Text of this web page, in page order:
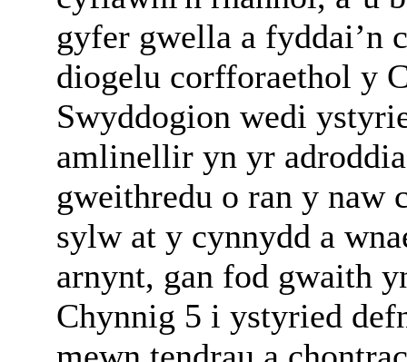
gyfer gwella a fyddai’n
diogelu corfforaethol y
Swyddogion wedi
amlinellir yn yr
gweithredu o ran y naw
sylw at y cynnydd a
arnynt, gan fod gwaith
Chynnig 5 i ystyried